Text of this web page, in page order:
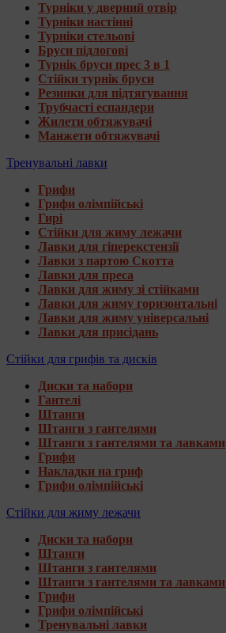
Турніки у дверний отвір
Турніки настінні
Турніки стельові
Бруси підлогові
Турнік бруси прес 3 в 1
Стійки турнік бруси
Резинки для підтягування
Трубчасті еспандери
Жилети обтяжувачі
Манжети обтяжувачі
Тренувальні лавки
Грифи
Грифи олімпійські
Гирі
Стійки для жиму лежачи
Лавки для гіперекстензії
Лавки з партою Скотта
Лавки для преса
Лавки для жиму зі стійками
Лавки для жиму горизонтальні
Лавки для жиму універсальні
Лавки для присідань
Стійки для грифів та дисків
Диски та набори
Гантелі
Штанги
Штанги з гантелями
Штанги з гантелями та лавками
Грифи
Накладки на гриф
Грифи олімпійські
Стійки для жиму лежачи
Диски та набори
Штанги
Штанги з гантелями
Штанги з гантелями та лавками
Грифи
Грифи олімпійські
Тренувальні лавки